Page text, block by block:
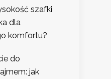
szafki
dla
komfortu?
do
jak